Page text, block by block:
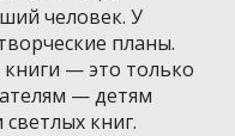
человек. У
планы.
— это только
— детям
книг.